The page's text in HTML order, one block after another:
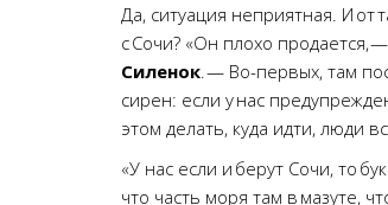
Да, ситуация неприятная. И от
с Сочи? «Он плохо продается,
Силенок. — Во-первых, там
сирен: если у нас
этом делать, куда идти, люди
«У нас если и берут Сочи, то
что часть моря там в мазуте,